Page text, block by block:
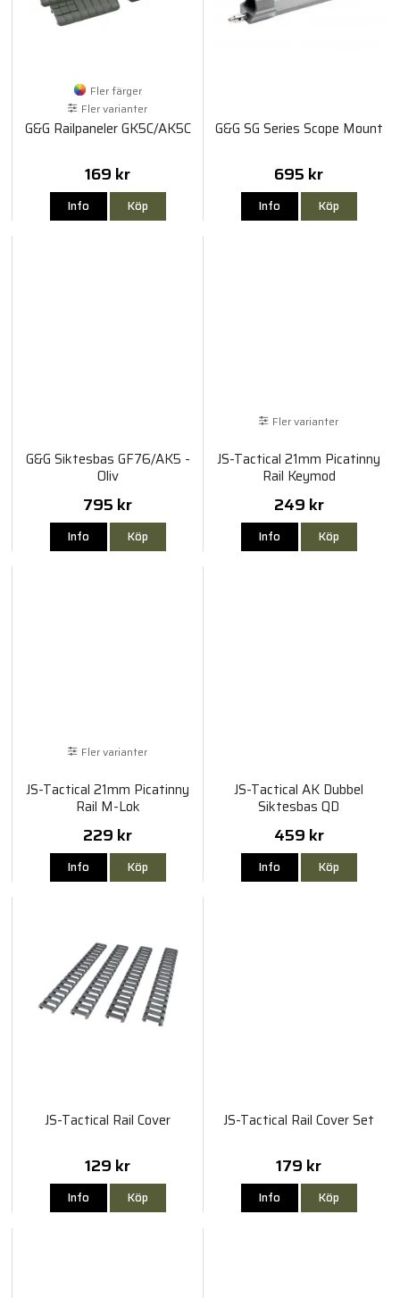
Fler färger
Fler varianter
G&G Railpaneler GK5C/AK5C
169 kr
Info Köp
G&G SG Series Scope Mount
695 kr
Info Köp
G&G Siktesbas GF76/AK5 -
Oliv
795 kr
Info Köp
Fler varianter
JS-Tactical 21mm Picatinny
Rail Keymod
249 kr
Info Köp
Fler varianter
JS-Tactical 21mm Picatinny
Rail M-Lok
229 kr
Info Köp
JS-Tactical AK Dubbel
Siktesbas QD
459 kr
Info Köp
JS-Tactical Rail Cover
129 kr
Info Köp
JS-Tactical Rail Cover Set
179 kr
Info Köp